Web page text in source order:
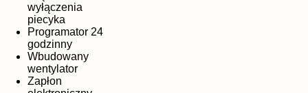
wyłączenia
piecyka
Programator 24
godzinny
Wbudowany
wentylator
Zapłon